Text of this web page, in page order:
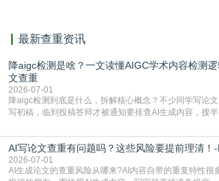
最新查重资讯
降aigc检测是啥？一文读懂AIGC学术内容检测
文查重
2026-07-01
降aigc检测到底是什么，拆解核心概念？不少同学写论
写初稿，临到投稿答辩才被通知要排查AI生成内容，搜半
怕是已经入行的科研人员，不少人也搞不清降aigc检测
准。其实，降aigc检测是伴随AIGC工具在学术领域普及
了满足现在高校、期刊对AI生
AI写论文查重有问题吗？这些风险要提前理清！
2026-07-01
AI生成论文的查重风险从哪来?AI内容自带的重复特性很